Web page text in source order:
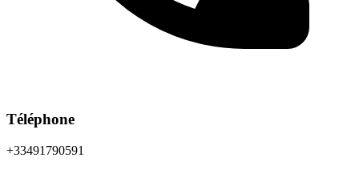
Téléphone
+33491790591